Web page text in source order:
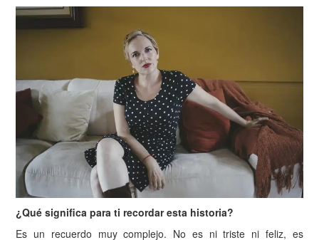
¿Qué significa para ti recordar esta historia?
Es un recuerdo muy complejo. No es ni triste ni feliz, es